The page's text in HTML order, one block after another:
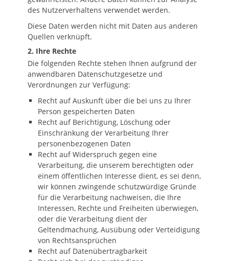
des Nutzerverhaltens verwendet werden.
Diese Daten werden nicht mit Daten aus anderen
Quellen verknüpft.
2. Ihre Rechte
Die folgenden Rechte stehen Ihnen aufgrund der
anwendbaren Datenschutzgesetze und
Verordnungen zur Verfügung:
Recht auf Auskunft über die bei uns zu Ihrer
Person gespeicherten Daten
Recht auf Berichtigung, Löschung oder
Einschränkung der Verarbeitung Ihrer
personenbezogenen Daten
Recht auf Widerspruch gegen eine
Verarbeitung, die unserem berechtigten oder
einem öffentlichen Interesse dient, es sei denn,
wir können zwingende schutzwürdige Gründe
für die Verarbeitung nachweisen, die Ihre
Interessen, Rechte und Freiheiten überwiegen,
oder die Verarbeitung dient der
Geltendmachung, Ausübung oder Verteidigung
von Rechtsansprüchen
Recht auf Datenübertragbarkeit